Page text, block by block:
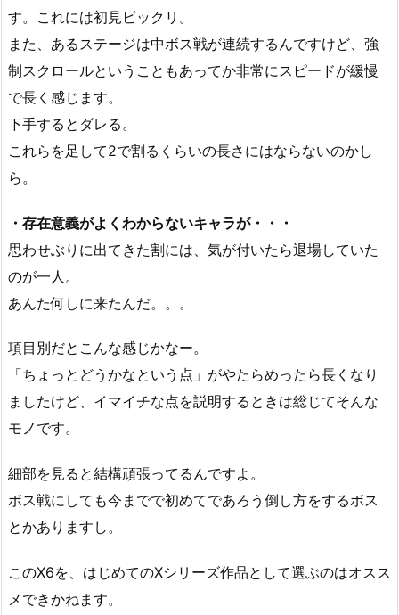
す。これには初見ビックリ。
また、あるステージは中ボス戦が連続するんですけど、強
制スクロールということもあってか非常にスピードが緩慢
で長く感じます。
下手するとダレる。
これらを足して2で割るくらいの長さにはならないのかし
ら。
・存在意義がよくわからないキャラが・・・
思わせぶりに出てきた割には、気が付いたら退場していた
のが一人。
あんた何しに来たんだ。。。
項目別だとこんな感じかなー。
「ちょっとどうかなという点」がやたらめったら長くなり
ましたけど、イマイチな点を説明するときは総じてそんな
モノです。
細部を見ると結構頑張ってるんですよ。
ボス戦にしても今までで初めてであろう倒し方をするボス
とかありますし。
このX6を、はじめてのXシリーズ作品として選ぶのはオスス
メできかねます。